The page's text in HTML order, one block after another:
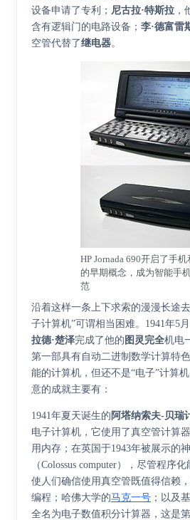
设备申请了专利； 尼古拉·特斯拉 ，
含有逻辑门的电路设备； 李·德富雷
空管代替了继电器。
HP Jornada 690开启了手
的早期概念，成为智能手
范
沿着这样一条上下求索的漫漫长途
子计算机”可谓相当困难。1941年5
拉德·楚泽完成了他的 图灵完全机电
第一部具有自动二进制数学计算特
能的计算机，但还不是“电子”计算
意的成就主要有：
1941年夏天诞生的 阿塔纳索夫-贝瑞
电子计算机，它使用了真空管计算
用内存；在英国于1943年被展示的
（Colossus computer），尽管程序
使人们确信使用真空管既值得信赖
编程；哈佛大学的马克一号 ；以及
全名为电子数值积分计算器，这是